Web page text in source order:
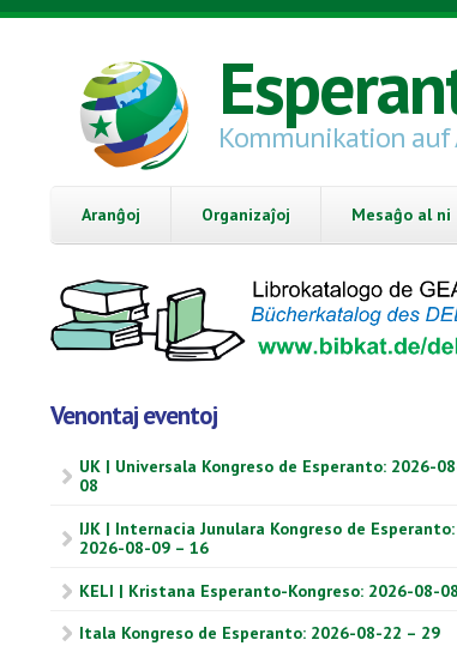
Skip to main content
Kommunikation auf
Aranĝoj Organizaĵoj Mesaĝo al ni
Venontaj eventoj
UK | Universala Kongreso de Esperanto: 2026-
08
IJK | Internacia Junulara Kongreso de Esperanto:
2026-08-09 – 16
KELI | Kristana Esperanto-Kongreso: 2026-08-
Itala Kongreso de Esperanto: 2026-08-22 – 29